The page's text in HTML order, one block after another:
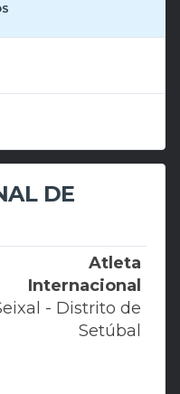
DE
Atleta
Internacional
- Distrito de
Setúbal